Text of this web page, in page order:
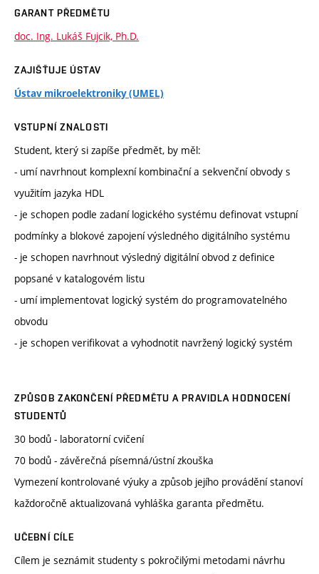
GARANT PŘEDMĚTU
doc. Ing. Lukáš Fujcik, Ph.D.
ZAJIŠŤUJE ÚSTAV
Ústav mikroelektroniky (UMEL)
VSTUPNÍ ZNALOSTI
Student, který si zapíše předmět, by měl:
- umí navrhnout komplexní kombinační a sekvenční obvody s
využitím jazyka HDL
- je schopen podle zadaní logického systému definovat vstupní
podmínky a blokové zapojení výsledného digitálního systému
- je schopen navrhnout výsledný digitální obvod z definice
popsané v katalogovém listu
- umí implementovat logický systém do programovatelného
obvodu
- je schopen verifikovat a vyhodnotit navržený logický systém
ZPŮSOB ZAKONČENÍ PŘEDMĚTU A PRAVIDLA HODNOCENÍ
STUDENTŮ
30 bodů - laboratorní cvičení
70 bodů - závěrečná písemná/ústní zkouška
Vymezení kontrolované výuky a způsob jejího provádění stanoví
každoročně aktualizovaná vyhláška garanta předmětu.
UČEBNÍ CÍLE
Cílem je seznámit studenty s pokročilými metodami návrhu